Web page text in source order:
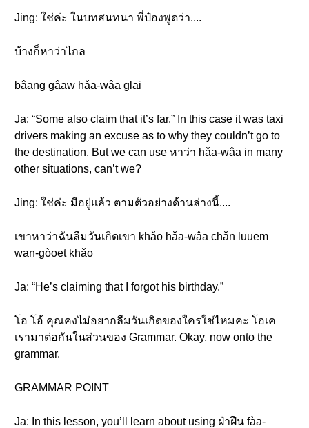
Jing: ใช่ค่ะ ในบทสนทนา พี่ป๋องพูดว่า....
บ้างก็หาว่าไกล
bâang gâaw hǎa-wâa glai
Ja: “Some also claim that it’s far.” In this case it was taxi
drivers making an excuse as to why they couldn’t go to
the destination. But we can use หาว่า hǎa-wâa in many
other situations, can’t we?
Jing: ใช่ค่ะ มีอยู่แล้ว ตามตัวอย่างด้านล่างนี้....
เขาหาว่าฉันลืมวันเกิดเขา khǎo hǎa-wâa chǎn luuem
wan-gòoet khǎo
Ja: “He’s claiming that I forgot his birthday.”
โอ โอ้ คุณคงไม่อยากลืมวันเกิดของใครใช่ไหมคะ โอเค
เรามาต่อกันในส่วนของ Grammar. Okay, now onto the
grammar.
GRAMMAR POINT
Ja: In this lesson, you’ll learn about using ฝ่าฝืน fàa-